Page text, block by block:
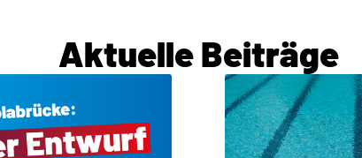
Aktuelle Beiträge